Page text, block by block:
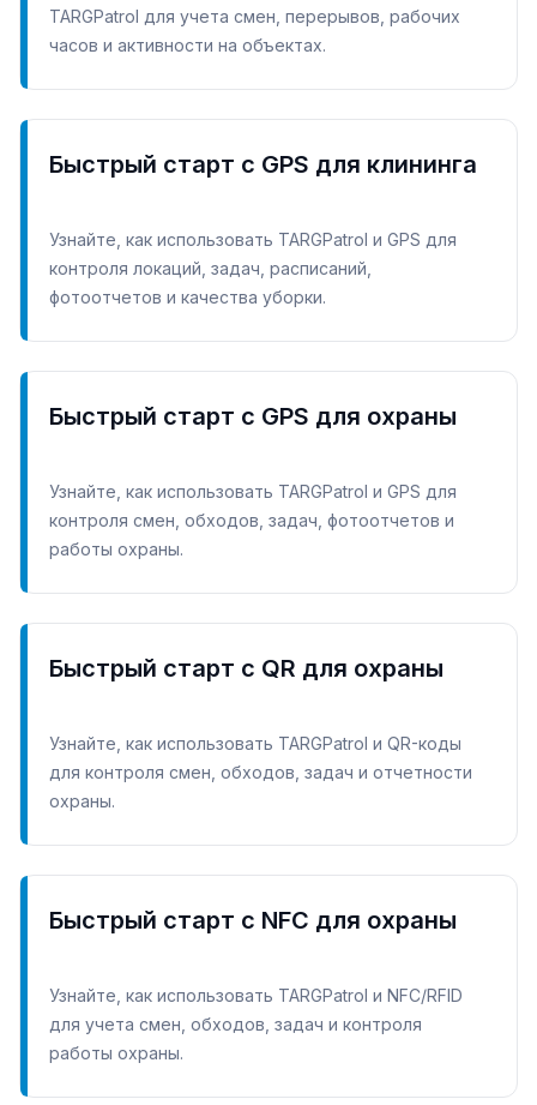
TARGPatrol для учета смен, перерывов, рабочих
часов и активности на объектах.
Быстрый старт с GPS для клининга
Узнайте, как использовать TARGPatrol и GPS для
контроля локаций, задач, расписаний,
фотоотчетов и качества уборки.
Быстрый старт с GPS для охраны
Узнайте, как использовать TARGPatrol и GPS для
контроля смен, обходов, задач, фотоотчетов и
работы охраны.
Быстрый старт с QR для охраны
Узнайте, как использовать TARGPatrol и QR-коды
для контроля смен, обходов, задач и отчетности
охраны.
Быстрый старт с NFC для охраны
Узнайте, как использовать TARGPatrol и NFC/RFID
для учета смен, обходов, задач и контроля
работы охраны.